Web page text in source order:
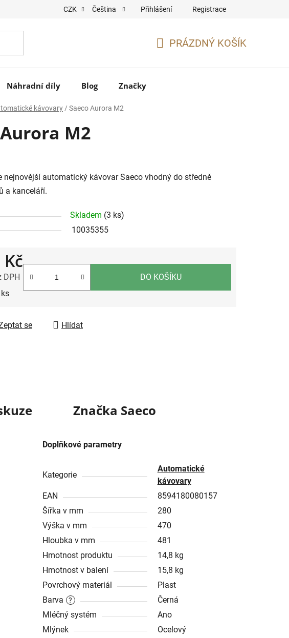
CZK Čeština Přihlášení Registrace
PRÁZDNÝ KOŠÍK
Náhradní díly Blog Značky
kávovary / Saeco Aurora M2
M2
nejnovější automatický kávovar Saeco vhodný do středně
a kanceláří.
Skladem (3 ks)
10035355
DPH
DO KOŠÍKU
se Hlídat
Značka Saeco
Doplňkové parametry
Kategorie
Automatické
kávovary
EAN
8594180080157
Šířka v mm
280
Výška v mm
470
Hloubka v mm
481
Hmotnost produktu
14,8 kg
Hmotnost v balení
15,8 kg
Povrchový materiál
Plast
?
Barva
Černá
Mléčný systém
Ano
Mlýnek
Ocelový